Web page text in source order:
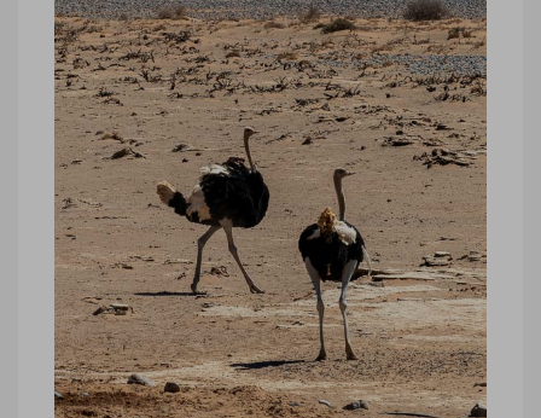
Namibie, oryx devant le Wolwedans
Desert Lodge © Marie-Ange Ostré